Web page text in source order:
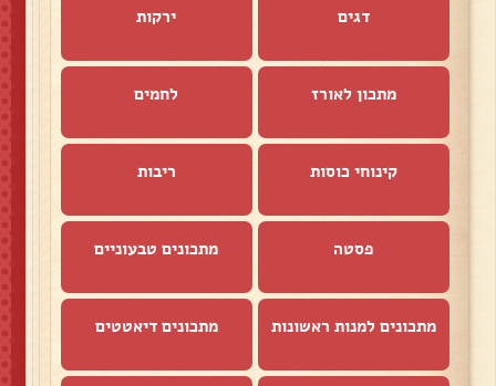
דגים ירקות
מתכון לאורז לחמים
קינוחי כוסות ריבות
פסטה מתכונים טבעוניים
מתכונים למנות ראשונות מתכונים דיאטטים